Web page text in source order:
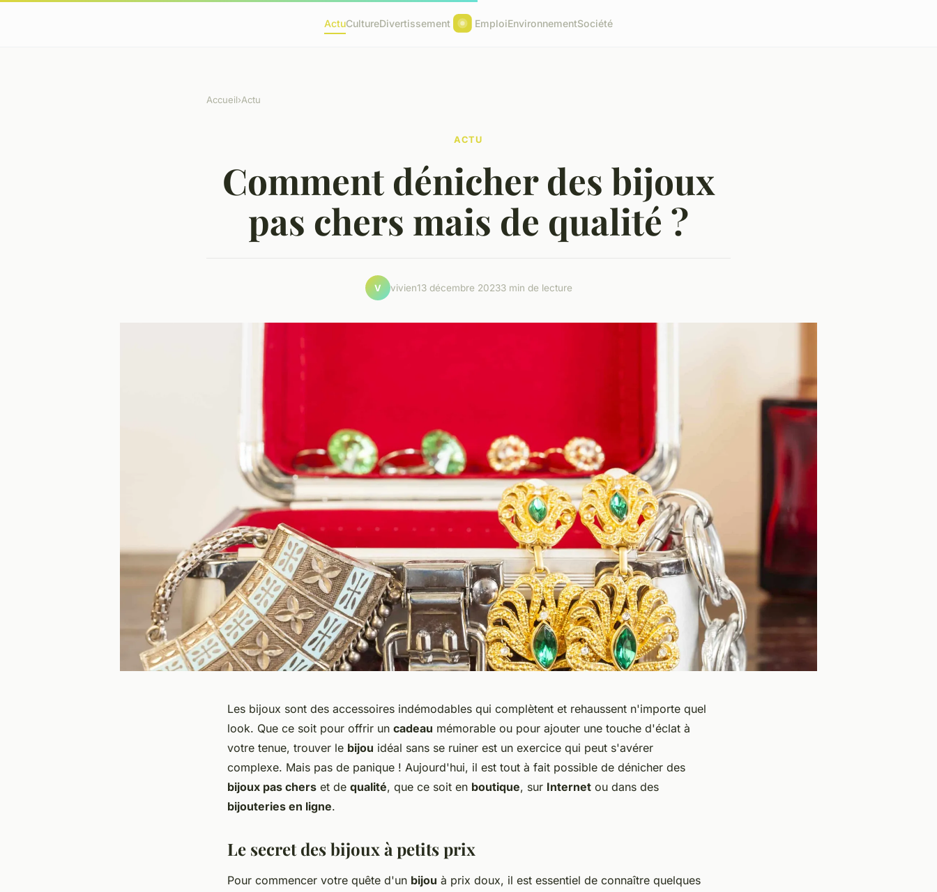
ActuCultureDivertissement EmploiEnvironnementSociété
Accueil›Actu
ACTU
Comment dénicher des bijoux
pas chers mais de qualité ?
V vivien13 décembre 20233 min de lecture
Les bijoux sont des accessoires indémodables qui complètent et rehaussent n'importe quel
look. Que ce soit pour offrir un cadeau mémorable ou pour ajouter une touche d'éclat à
votre tenue, trouver le bijou idéal sans se ruiner est un exercice qui peut s'avérer
complexe. Mais pas de panique ! Aujourd'hui, il est tout à fait possible de dénicher des
bijoux pas chers et de qualité, que ce soit en boutique, sur Internet ou dans des
bijouteries en ligne.
Le secret des bijoux à petits prix
Pour commencer votre quête d'un bijou à prix doux, il est essentiel de connaître quelques